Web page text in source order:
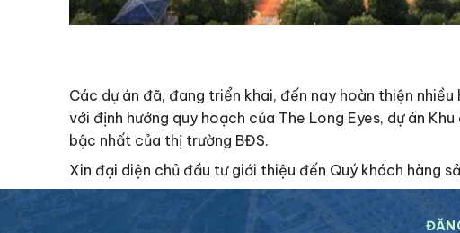
Các dự án đã, đang triển khai, đến nay hoàn thiện
với định hướng quy hoạch của The Long Eyes, dự án
bậc nhất của thị trường BĐS.
Xin đại diện chủ đầu tư giới thiệu đến Quý khách hàng